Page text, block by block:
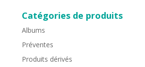
Catégories de produits
Albums
Préventes
Produits dérivés